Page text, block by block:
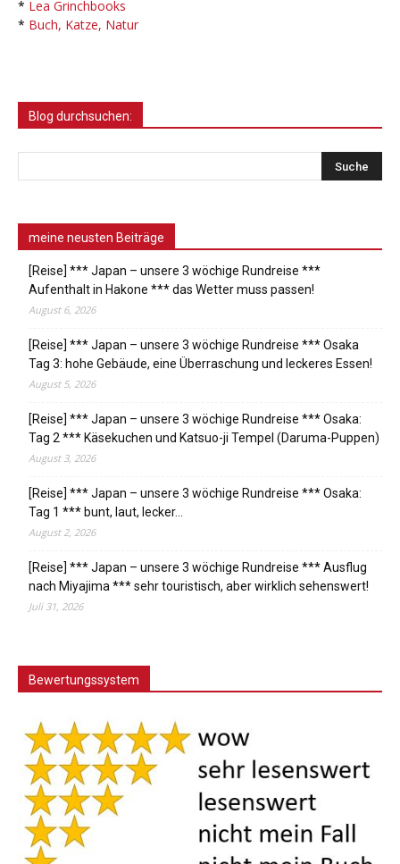
* Lea Grinchbooks
* Buch, Katze, Natur
Blog durchsuchen:
meine neusten Beiträge
[Reise] *** Japan – unsere 3 wöchige Rundreise ***
Aufenthalt in Hakone *** das Wetter muss passen!
August 6, 2026
[Reise] *** Japan – unsere 3 wöchige Rundreise *** Osaka
Tag 3: hohe Gebäude, eine Überraschung und leckeres Essen!
August 5, 2026
[Reise] *** Japan – unsere 3 wöchige Rundreise *** Osaka:
Tag 2 *** Käsekuchen und Katsuo-ji Tempel (Daruma-Puppen)
August 3, 2026
[Reise] *** Japan – unsere 3 wöchige Rundreise *** Osaka:
Tag 1 *** bunt, laut, lecker…
August 2, 2026
[Reise] *** Japan – unsere 3 wöchige Rundreise *** Ausflug
nach Miyajima *** sehr touristisch, aber wirklich sehenswert!
Juli 31, 2026
Bewertungssystem